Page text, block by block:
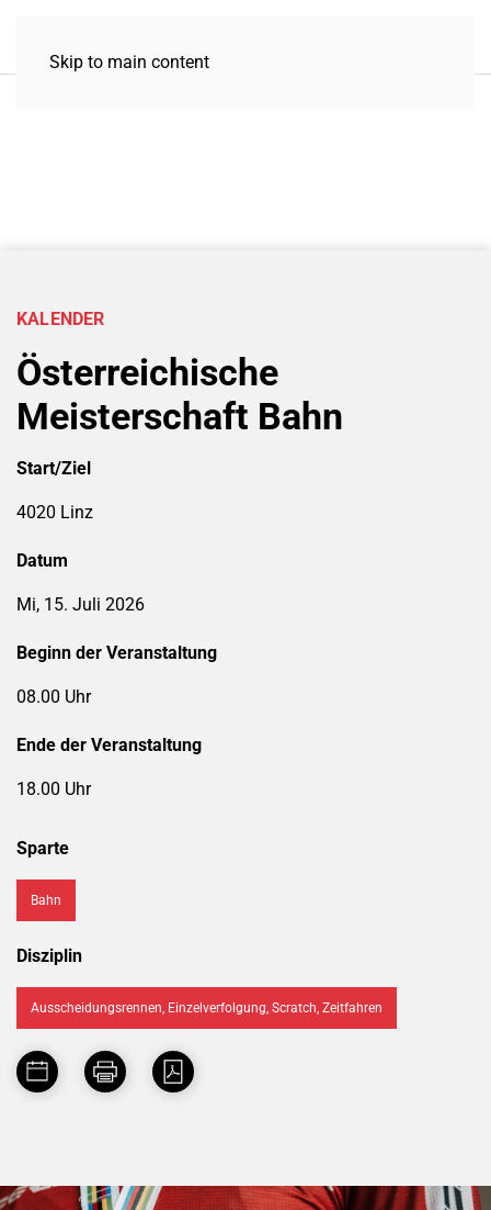
Skip to main content
KALENDER
Österreichische
Meisterschaft Bahn
Start/Ziel
4020 Linz
Datum
Mi, 15. Juli 2026
Beginn der Veranstaltung
08.00 Uhr
Ende der Veranstaltung
18.00 Uhr
Sparte
Bahn
Disziplin
Ausscheidungsrennen, Einzelverfolgung, Scratch, Zeitfahren